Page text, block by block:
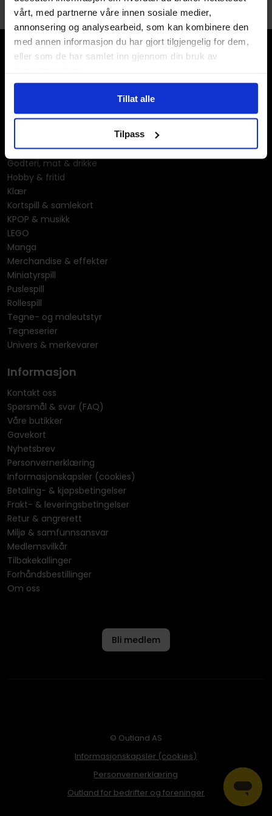
vårt, med partnerne våre innen sosiale medier,
annonsering og analysearbeid, som kan kombinere den
med annen informasjon du har gjort tilgjengelig for dem,
eller som de har samlet inn gjennom din bruk av
Tillat alle
Tilpass
gjerne vil gi deg sine tips.
Våre kategorier
Bøker
Godteri, mat & drikke
Hobby & fritid
Klær
Kortspill & samlekort
KPOP & musikk
LEGO
Manga
Merchandise & effekter
Miniatyrspill
Puslespill
Rollespill
Tegne- og maleutstyr
Tegneserier
Univers & merkevarer
Informasjon
Kontakt oss
Spørsmål & svar (FAQ)
Våre butikker
Gavekort
Nyhetsbrev
Personvernerklæring
Informasjonskapsler (cookies)
Betaling- & kjøpsbetingelser
Frakt- & leveringsbetingelser
Retur & angrerett
Miljø & samfunnsansvar
Medlemsvilkår
Tilbakekallinger
Forhåndsbestillinger
Om oss
Bli medlem
© Outland AS
Informasjonskapsler (cookies)
Personvernerklæring
Outland for bedrifter og foreninger